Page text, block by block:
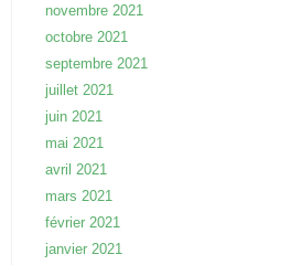
novembre 2021
octobre 2021
septembre 2021
juillet 2021
juin 2021
mai 2021
avril 2021
mars 2021
février 2021
janvier 2021